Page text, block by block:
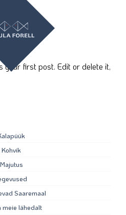
your first post. Edit or delete it,
Kohvik
Majutus
Saaremaal
meie lähedalt